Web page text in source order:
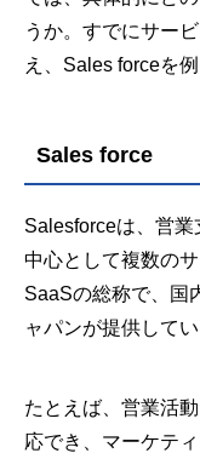
うか。すでにサー
え、Sales forceを
Sales force
Salesforceは、営
中心として複数の
SaaSの総称で、国
ャパンが提供してい
たとえば、営業活
応でき、マーケテ